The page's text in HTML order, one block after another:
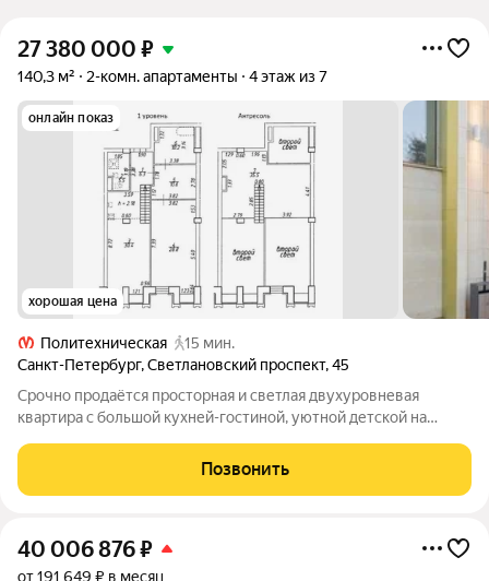
27 380 000 ₽
140,3 м² 2-комн. апартаменты 4 этаж из 7
онлайн показ
хорошая цена
Политехническая
15 мин.
Санкт-Петербург,Светлановский проспект,45
Срочно продаётся просторная и светлая двухуровневая
квартира с большой кухней-гостиной, уютной детской на
площадью 140.3 м2. Современный и оригинальный дизайн,
невысокая этажность дома, вид на
Позвонить
40 006 876₽
от 191 649 ₽ в месяц